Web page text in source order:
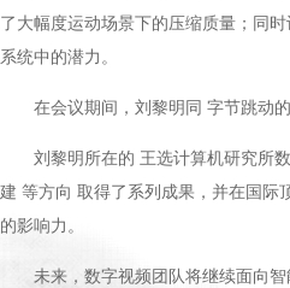
了大幅度运动场景下的压缩质量；同
系统中的潜力。
在会议期间，刘黎明同 字节跳动
刘黎明所在的 王选计算机研究所
建 等方向 取得了系列成果，并在国际
的影响力。
未来，数字视频团队将继续面向